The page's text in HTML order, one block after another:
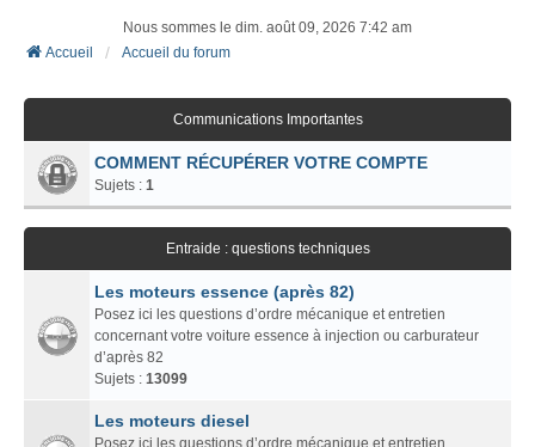
Nous sommes le dim. août 09, 2026 7:42 am
Accueil
Accueil du forum
Communications Importantes
COMMENT RÉCUPÉRER VOTRE COMPTE
Sujets : 1
Entraide : questions techniques
Les moteurs essence (après 82)
Posez ici les questions d’ordre mécanique et entretien
concernant votre voiture essence à injection ou carburateur
d’après 82
Sujets : 13099
Les moteurs diesel
Posez ici les questions d’ordre mécanique et entretien